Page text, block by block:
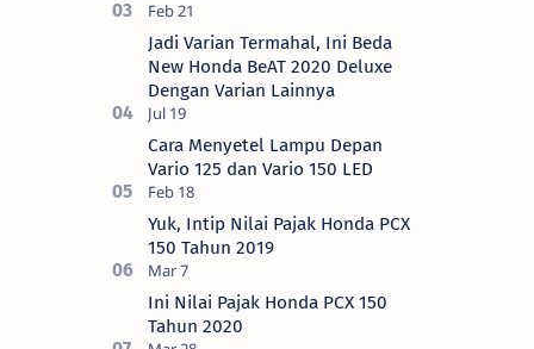
Jadi Varian Termahal, Ini Beda
New Honda BeAT 2020 Deluxe
Dengan Varian Lainnya
Cara Menyetel Lampu Depan
Vario 125 dan Vario 150 LED
Yuk, Intip Nilai Pajak Honda PCX
150 Tahun 2019
Ini Nilai Pajak Honda PCX 150
Tahun 2020